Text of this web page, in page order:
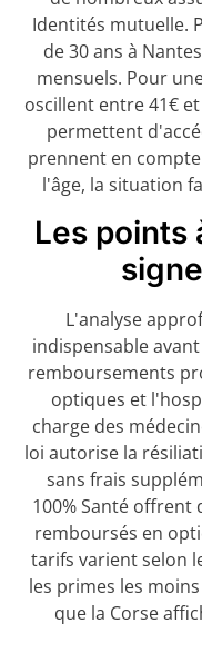
Identités mutuelle.
de 30 ans à
mensuels. Pour
oscillent entre 41€
permettent
prennent en
l'âge, la situation
Les points
L'analyse
indispensable
remboursements
optiques et
charge des
loi autorise la
sans frais
100% Santé
remboursés en
tarifs varient selon
les primes les
que la Corse